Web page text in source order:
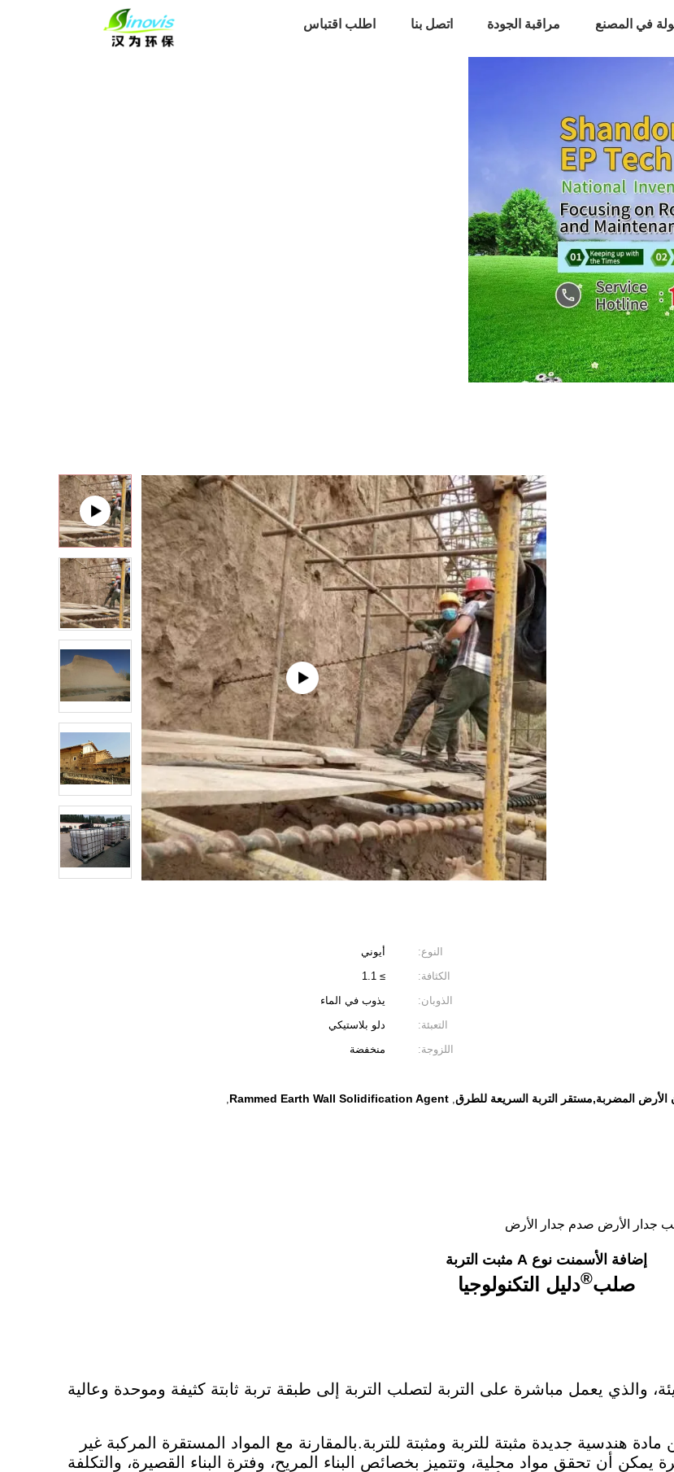
في المصنع مراقبة الجودة اتصل بنا اطلب اقتباس
النوع:
أيوني
الكثافة:
≥ 1.1
الذوبان:
يذوب في الماء
التعبئة:
دلو بلاستيكي
اللزوجة:
منخفضة
الأرض المضربة,مستقر التربة السريعة للطرق,
Rammed Earth Wall Solidification Agent
,
جدار الأرض صدم جدار الأرض
إضافة الأسمنت نوع A مثبت التربة
صلب®دليل التكنولوجيا
والذي يعمل مباشرة على التربة لتصلب التربة إلى طبقة تربة ثابتة كثيفة وموحدة وعالية
هندسية جديدة مثبتة للتربة ومثبتة للتربة.بالمقارنة مع المواد المستقرة المركبة غير
يمكن أن تحقق مواد محلية، وتتميز بخصائص البناء المريح، وفترة البناء القصيرة، والتكلفة